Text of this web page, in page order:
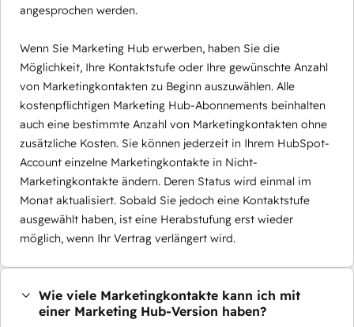
angesprochen werden.
Wenn Sie Marketing Hub erwerben, haben Sie die
Möglichkeit, Ihre Kontaktstufe oder Ihre gewünschte Anzahl
von Marketingkontakten zu Beginn auszuwählen. Alle
kostenpflichtigen Marketing Hub-Abonnements beinhalten
auch eine bestimmte Anzahl von Marketingkontakten ohne
zusätzliche Kosten. Sie können jederzeit in Ihrem HubSpot-
Account einzelne Marketingkontakte in Nicht-
Marketingkontakte ändern. Deren Status wird einmal im
Monat aktualisiert. Sobald Sie jedoch eine Kontaktstufe
ausgewählt haben, ist eine Herabstufung erst wieder
möglich, wenn Ihr Vertrag verlängert wird.
Wie viele Marketingkontakte kann ich mit
einer Marketing Hub-Version haben?